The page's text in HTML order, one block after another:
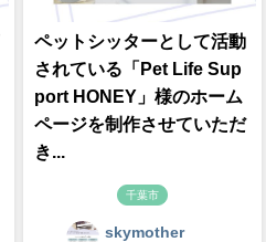
ペットシッターとして活動
されている「Pet Life Sup
port HONEY」様のホーム
ページを制作させていただ
き...
千葉市
skymother